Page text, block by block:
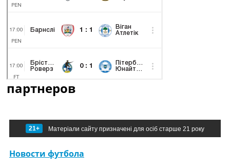
партнеров
21+ Матеріали сайту призначені для осіб старше 21 року
Новости футбола